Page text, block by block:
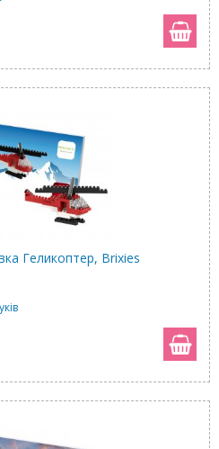
Геликоптер, Brixies